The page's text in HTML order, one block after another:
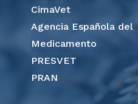
CimaVet
Agencia Española del
Medicamento
PRESVET
PRAN